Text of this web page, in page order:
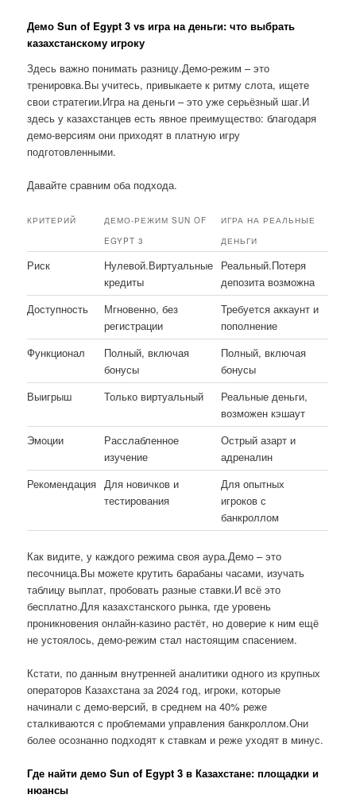
Демо Sun of Egypt 3 vs игра на деньги: что выбрать
казахстанскому игроку
Здесь важно понимать разницу.Демо-режим – это
тренировка.Вы учитесь, привыкаете к ритму слота, ищете
свои стратегии.Игра на деньги – это уже серьёзный шаг.И
здесь у казахстанцев есть явное преимущество: благодаря
демо-версиям они приходят в платную игру
подготовленными.
Давайте сравним оба подхода.
КРИТЕРИЙ
ДЕМО-РЕЖИМ SUN OF
EGYPT 3
ИГРА НА РЕАЛЬНЫЕ
ДЕНЬГИ
Риск
Нулевой.Виртуальные
кредиты
Реальный.Потеря
депозита возможна
Доступность
Мгновенно, без
регистрации
Требуется аккаунт и
пополнение
Функционал
Полный, включая
бонусы
Полный, включая
бонусы
Выигрыш
Только виртуальный
Реальные деньги,
возможен кэшаут
Эмоции
Расслабленное
изучение
Острый азарт и
адреналин
Рекомендация Для новичков и
тестирования
Для опытных
игроков с
банкроллом
Как видите, у каждого режима своя аура.Демо – это
песочница.Вы можете крутить барабаны часами, изучать
таблицу выплат, пробовать разные ставки.И всё это
бесплатно.Для казахстанского рынка, где уровень
проникновения онлайн-казино растёт, но доверие к ним ещё
не устоялось, демо-режим стал настоящим спасением.
Кстати, по данным внутренней аналитики одного из крупных
операторов Казахстана за 2024 год, игроки, которые
начинали с демо-версий, в среднем на 40% реже
сталкиваются с проблемами управления банкроллом.Они
более осознанно подходят к ставкам и реже уходят в минус.
Где найти демо Sun of Egypt 3 в Казахстане: площадки и
нюансы